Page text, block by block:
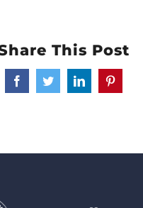
This Post
FacebookTwitterLinkedInPinterest